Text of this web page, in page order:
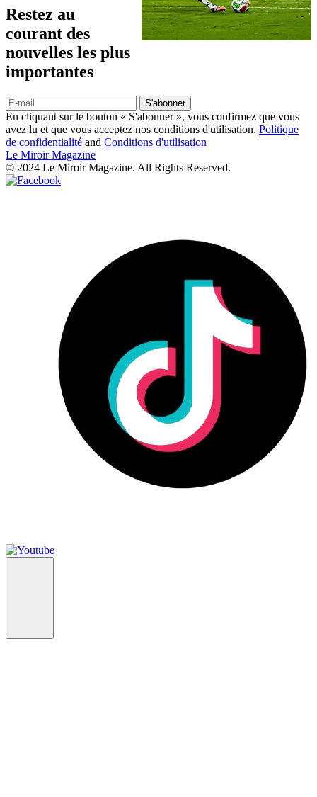
Restez au
courant des
nouvelles les plus
importantes
S'abonner
En cliquant sur le bouton « S'abonner », vous confirmez que vous
avez lu et que vous acceptez nos conditions d'utilisation. Politique
de confidentialité and Conditions d'utilisation
Le Miroir Magazine
© 2024 Le Miroir Magazine. All Rights Reserved.